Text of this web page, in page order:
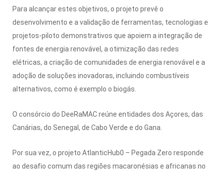
Para alcançar estes objetivos, o projeto prevê o
desenvolvimento e a validação de ferramentas, tecnologias e
projetos-piloto demonstrativos que apoiem a integração de
fontes de energia renovável, a otimização das redes
elétricas, a criação de comunidades de energia renovável e a
adoção de soluções inovadoras, incluindo combustíveis
alternativos, como é exemplo o biogás.
O consórcio do DeeRaMAC reúne entidades dos Açores, das
Canárias, do Senegal, de Cabo Verde e do Gana.
Por sua vez, o projeto AtlanticHub0 – Pegada Zero responde
ao desafio comum das regiões macaronésias e africanas no